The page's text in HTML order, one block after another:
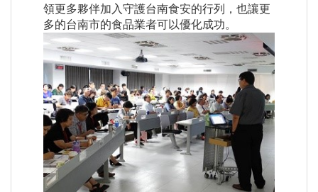
領更多夥伴加入守護台南食安的行列，也讓更
多的台南市的食品業者可以優化成功。